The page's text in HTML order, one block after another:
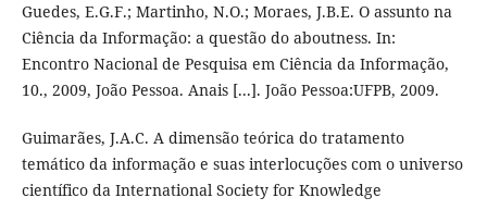
Guedes, E.G.F.; Martinho, N.O.; Moraes, J.B.E. O assunto na
Ciência da Informação: a questão do aboutness. In:
Encontro Nacional de Pesquisa em Ciência da Informação,
10., 2009, João Pessoa. Anais [...]. João Pessoa:UFPB, 2009.
Guimarães, J.A.C. A dimensão teórica do tratamento
temático da informação e suas interlocuções com o universo
científico da International Society for Knowledge